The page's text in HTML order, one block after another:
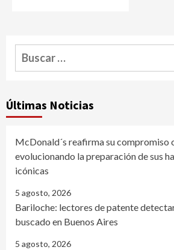
Buscar:
Últimas Noticias
McDonald´s reafirma su compromiso
evolucionando la preparación de sus
icónicas
5 agosto, 2026
Bariloche: lectores de patente
buscado en Buenos Aires
5 agosto, 2026